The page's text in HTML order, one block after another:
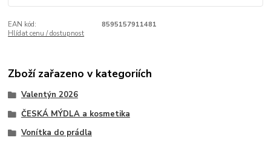
EAN kód:
8595157911481
Hlídat cenu / dostupnost
Zboží zařazeno v kategoriích
Valentýn 2026
ČESKÁ MÝDLA a kosmetika
Vonítka do prádla